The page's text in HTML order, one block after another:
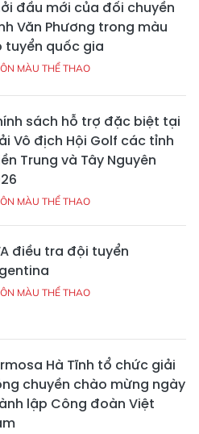
đầu mới của đối chuyền
Văn Phương trong màu
tuyển quốc gia
MÀU THỂ THAO
sách hỗ trợ đặc biệt tại
Vô địch Hội Golf các tỉnh
Trung và Tây Nguyên
MÀU THỂ THAO
điều tra đội tuyển
MÀU THỂ THAO
Hà Tĩnh tổ chức giải
chuyền chào mừng ngày
lập Công đoàn Việt